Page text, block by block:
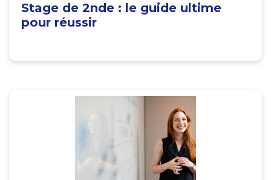
Stage de 2nde : le guide ultime
pour réussir